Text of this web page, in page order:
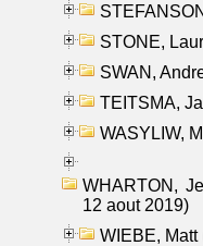
STONE,
SWAN,
TEITSMA,
WASYLIW,
WHARTON,
12 aout 2019)
WIEBE,